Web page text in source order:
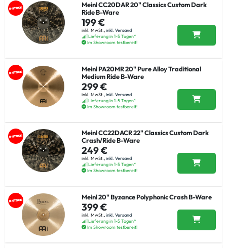
Meinl CC20DAR 20" Classics Custom Dark
Ride B-Ware
199 €
inkl. MwSt.,inkl. Versand
Lieferung in 1-5 Tagen*
Im Showroom testbereit!
Meinl PA20MR 20" Pure Alloy Traditional
Medium Ride B-Ware
299 €
inkl. MwSt., inkl. Versand
Lieferung in 1-5 Tagen*
Im Showroom testbereit!
Meinl CC22DACR 22" Classics Custom Dark
Crash/Ride B-Ware
249 €
inkl. MwSt., inkl. Versand
Lieferung in 1-5 Tagen*
Im Showroom testbereit!
Meinl 20" Byzance Polyphonic Crash B-Ware
399 €
inkl. MwSt., inkl. Versand
Lieferung in 1-5 Tagen*
Im Showroom testbereit!